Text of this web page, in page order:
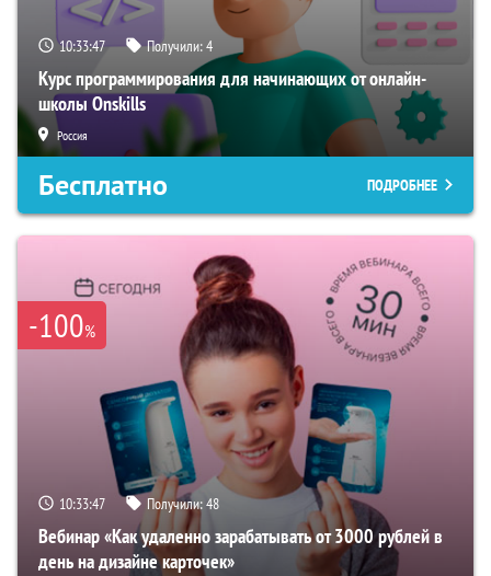
10:33:46 Получили:4
Курс программирования для начинающих от онлайн-
школы Onskills
Россия
Бесплатно ПОДРОБНЕЕ
-100%
10:33:46 Получили:48
Вебинар «Как удаленно зарабатывать от 3000 рублей в
день на дизайне карточек»